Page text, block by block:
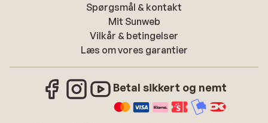
Spørgsmål & kontakt
Mit Sunweb
Vilkår & betingelser
Læs om vores garantier
Betal sikkert og nemt